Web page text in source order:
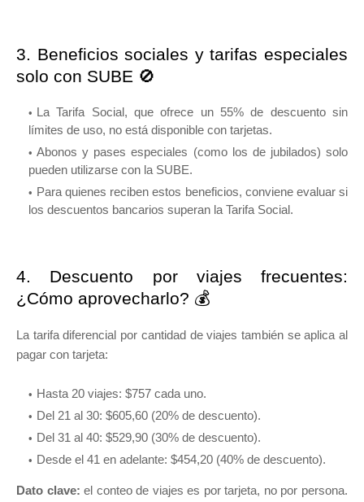
3. Beneficios sociales y tarifas especiales
solo con SUBE 🚫
La Tarifa Social, que ofrece un 55% de descuento sin
límites de uso, no está disponible con tarjetas.
Abonos y pases especiales (como los de jubilados) solo
pueden utilizarse con la SUBE.
Para quienes reciben estos beneficios, conviene evaluar si
los descuentos bancarios superan la Tarifa Social.
4. Descuento por viajes frecuentes:
¿Cómo aprovecharlo? 💰
La tarifa diferencial por cantidad de viajes también se aplica al
pagar con tarjeta:
Hasta 20 viajes: $757 cada uno.
Del 21 al 30: $605,60 (20% de descuento).
Del 31 al 40: $529,90 (30% de descuento).
Desde el 41 en adelante: $454,20 (40% de descuento).
Dato clave: el conteo de viajes es por tarjeta, no por persona.